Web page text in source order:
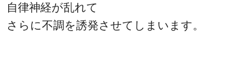
自律神経が乱れて
さらに不調を誘発させてしまいます。